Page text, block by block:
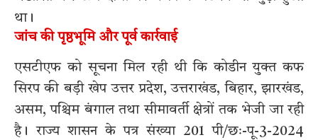
था।
जांच की पृष्ठभूमि और पूर्व कार्रवाई
एसटीएफ को सूचना मिल रही थी कि कोडीन युक्त कफ
सिरप की बड़ी खेप उत्तर प्रदेश, उत्तराखंड, बिहार, झारखंड,
असम, पश्चिम बंगाल तथा सीमावर्ती क्षेत्रों तक भेजी जा रही
है। राज्य शासन के पत्र संख्या 201 पी/छः-पू-3-2024